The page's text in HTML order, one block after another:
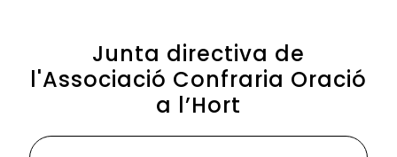
Junta directiva de
l'Associació Confraria Oració
a l’Hort